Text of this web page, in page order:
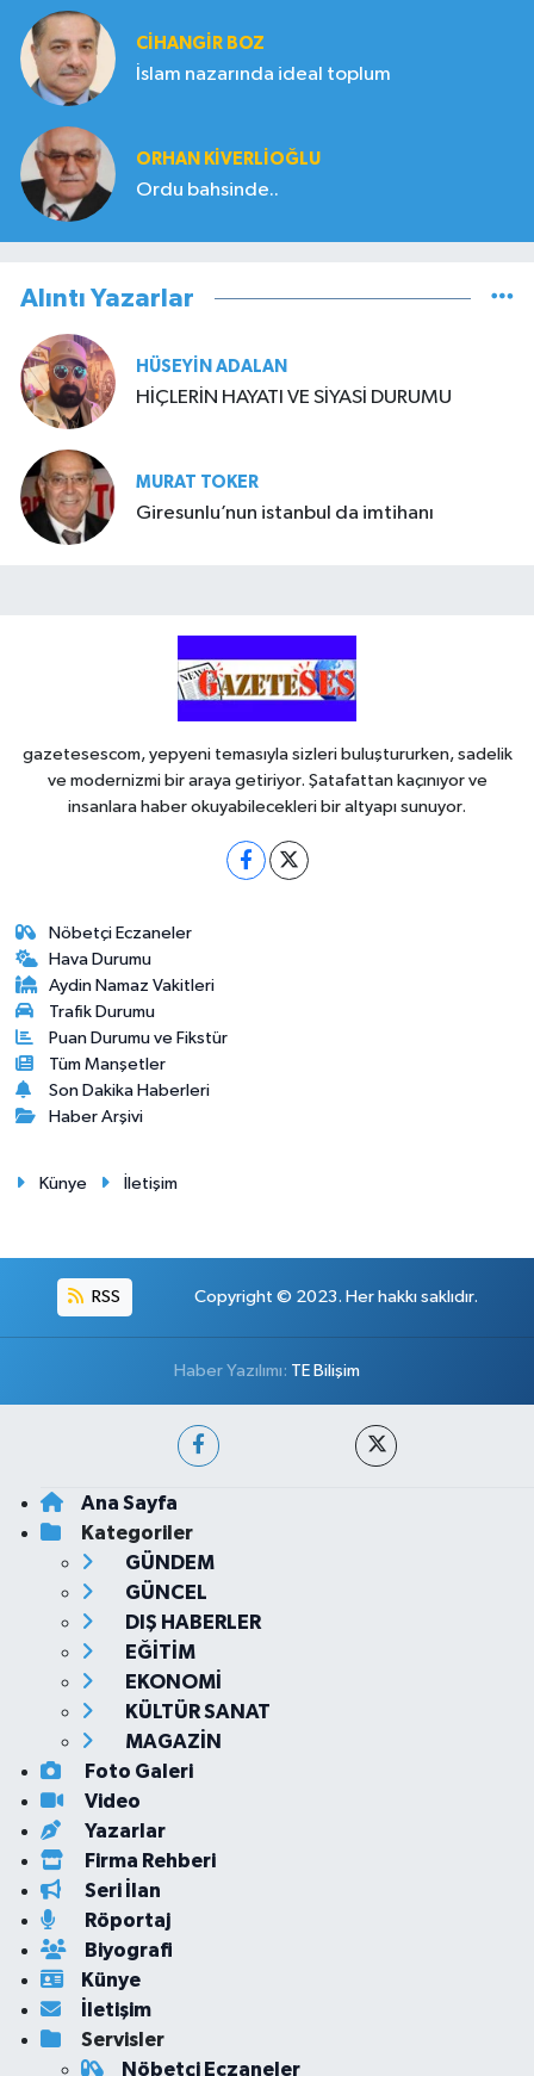
CIHANGIR BOZ
İslam nazarında ideal toplum
ORHAN KIVERLIOĞLU
Ordu bahsinde..
Alıntı Yazarlar
HÜSEYIN ADALAN
HİÇLERİN HAYATI VE SİYASİ DURUMU
MURAT TOKER
Giresunlu’nun istanbul da imtihanı
gazetesescom, yepyeni temasıyla sizleri buluştururken, sadelik
ve modernizmi bir araya getiriyor. Şatafattan kaçınıyor ve
insanlara haber okuyabilecekleri bir altyapı sunuyor.
Nöbetçi Eczaneler
Hava Durumu
Aydin Namaz Vakitleri
Trafik Durumu
Puan Durumu ve Fikstür
Tüm Manşetler
Son Dakika Haberleri
Haber Arşivi
Künye İletişim
RSS Copyright © 2023. Her hakkı saklıdır.
Haber Yazılımı: TE Bilişim
Ana Sayfa
Kategoriler
GÜNDEM
GÜNCEL
DIŞ HABERLER
EĞİTİM
EKONOMİ
KÜLTÜR SANAT
MAGAZİN
Foto Galeri
Video
Yazarlar
Firma Rehberi
Seri İlan
Röportaj
Biyografi
Künye
İletişim
Servisler
Nöbetçi Eczaneler